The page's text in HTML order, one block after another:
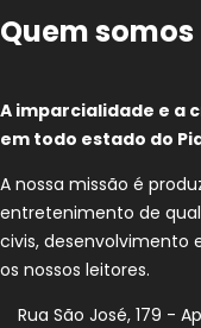
Quem somos
A imparcialidade e a
em todo estado do
A nossa missão é
entretenimento de
civis, desenvolvimento
os nossos leitores.
Rua São José, 179 -